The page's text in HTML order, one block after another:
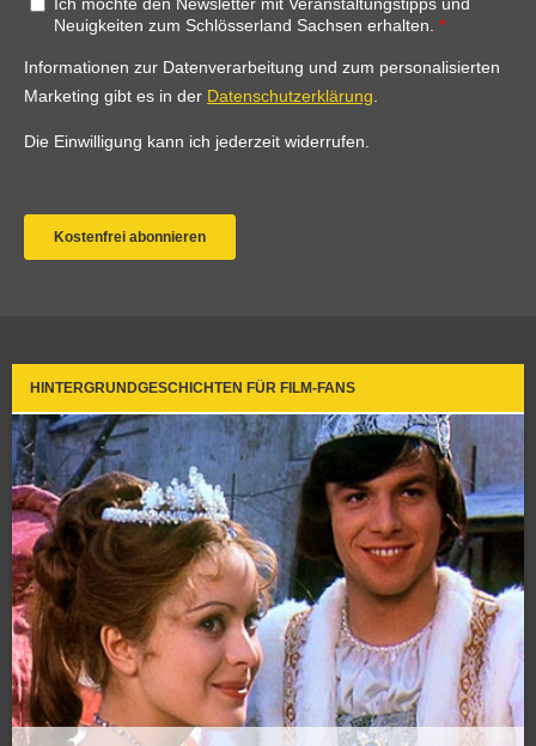
HINTERGRUNDGESCHICHTEN FÜR FILM-FANS